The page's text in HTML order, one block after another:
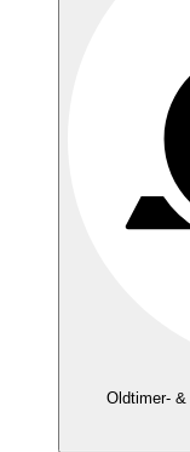
Oldtimer-